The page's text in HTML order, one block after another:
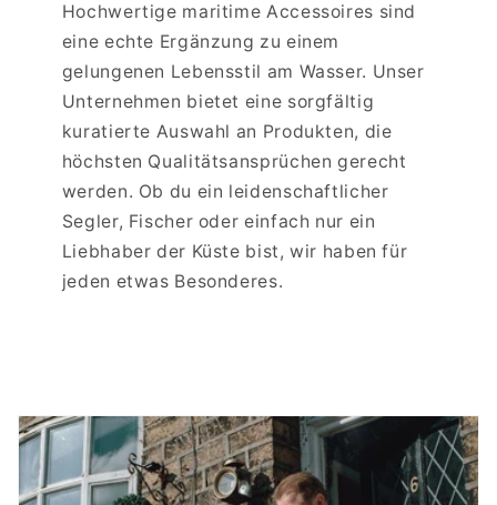
Hochwertige maritime Accessoires sind
eine echte Ergänzung zu einem
gelungenen Lebensstil am Wasser. Unser
Unternehmen bietet eine sorgfältig
kuratierte Auswahl an Produkten, die
höchsten Qualitätsansprüchen gerecht
werden. Ob du ein leidenschaftlicher
Segler, Fischer oder einfach nur ein
Liebhaber der Küste bist, wir haben für
jeden etwas Besonderes.